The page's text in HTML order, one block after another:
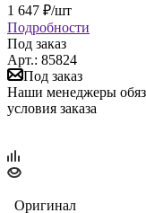
1 647 ₽/шт
Подробности
Под заказ
Арт.: 85824
Под заказ
Наши менеджеры
условия заказа
Оригинал